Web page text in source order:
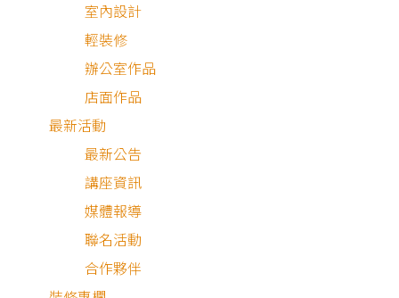
室內設計
輕裝修
辦公室作品
店面作品
最新活動
最新公告
講座資訊
媒體報導
聯名活動
合作夥伴